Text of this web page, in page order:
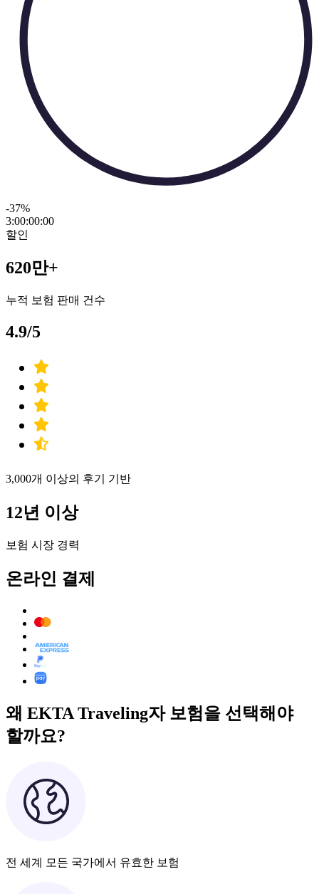
-37%
3:00:00:00
할인
620만+
누적 보험 판매 건수
4.9/5
3,000개 이상의 후기 기반
12년 이상
보험 시장 경력
온라인 결제
왜 EKTA Traveling자 보험을 선택해야
할까요?
전 세계 모든 국가에서 유효한 보험